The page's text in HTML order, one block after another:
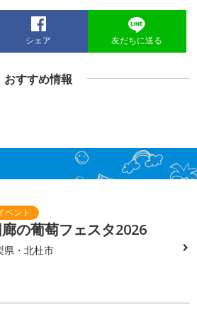
シェア 友だちに送る
おすすめ情報
の葡萄フェスタ2026
県・北杜市